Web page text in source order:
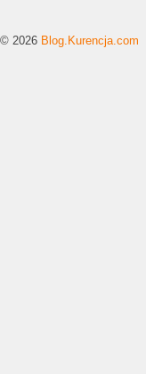
© 2026 Blog.Kurencja.com